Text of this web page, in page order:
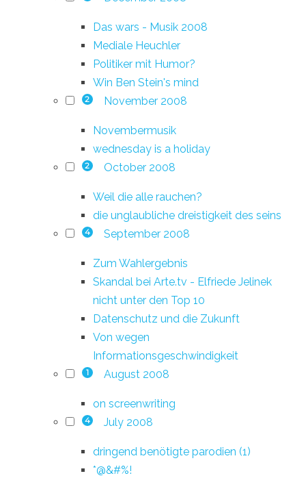
Das wars - Musik 2008
Mediale Heuchler
Politiker mit Humor?
Win Ben Stein's mind
2 November 2008
Novembermusik
wednesday is a holiday
2 October 2008
Weil die alle rauchen?
die unglaubliche dreistigkeit des seins
4 September 2008
Zum Wahlergebnis
Skandal bei Arte.tv - Elfriede Jelinek
nicht unter den Top 10
Datenschutz und die Zukunft
Von wegen
Informationsgeschwindigkeit
1 August 2008
on screenwriting
4 July 2008
dringend benötigte parodien (1)
*@&#%!